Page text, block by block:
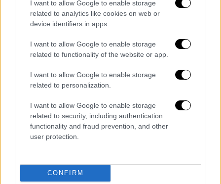
I want to allow Google to enable storage
related to analytics like cookies on web or
device identifiers in apps.
I want to allow Google to enable storage
related to functionality of the website or app.
I want to allow Google to enable storage
related to personalization.
I want to allow Google to enable storage
related to security, including authentication
functionality and fraud prevention, and other
user protection.
CONFIRM
και ο Γολγοθάς που πρέπει να ανέβει
Δημόσια νοσοκομεία: Σε αυτές τις 3
περιπτώσεις θα πληρώνουν οι πολίτες -
Τι ισχύει με τα απογευματινά
χειρουργεία
Μια απίθανη ιστορία: Πώς μια παρτίδα
σκάκι έσωσε τη ζωή ενός ανθρώπου
Συντάξεις: Τι αύξηση κερδίζουν όσοι
συνταξιοδοτηθούν το 2023 -
Παραδείγματα
επηρεάζει την λειτουργία και την